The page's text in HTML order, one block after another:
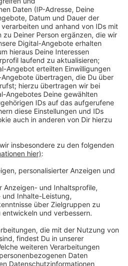
Check-Ins und
nehmen. Die Devise
lieber ein paar Stunden
um den Urlaubsflieger nicht
Düsseldorf
werden laut Airport-
Fluggäste in den zwei
Beliebte Urlaubsziele
Spanien, Ägypten,
und Städtereisen nach
London.
jeweiligen Wochenend-Tage
an Fluggästen. In der
heißt es, dass allein